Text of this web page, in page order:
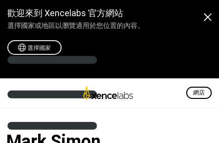
歡迎來到 Xencelabs 官方網站
選擇國家或地區以瀏覽適用於您位置的內容。
選擇國家
網店